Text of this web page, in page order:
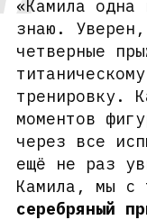
«Камила одна
знаю.
четверные
тренировку.
моментов
через все
ещё не раз
Камила, мы с
серебряный